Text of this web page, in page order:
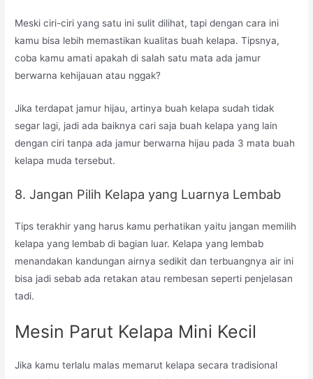
Meski ciri-ciri yang satu ini sulit dilihat, tapi dengan cara ini
kamu bisa lebih memastikan kualitas buah kelapa. Tipsnya,
coba kamu amati apakah di salah satu mata ada jamur
berwarna kehijauan atau nggak?
Jika terdapat jamur hijau, artinya buah kelapa sudah tidak
segar lagi, jadi ada baiknya cari saja buah kelapa yang lain
dengan ciri tanpa ada jamur berwarna hijau pada 3 mata buah
kelapa muda tersebut.
8. Jangan Pilih Kelapa yang Luarnya Lembab
Tips terakhir yang harus kamu perhatikan yaitu jangan memilih
kelapa yang lembab di bagian luar. Kelapa yang lembab
menandakan kandungan airnya sedikit dan terbuangnya air ini
bisa jadi sebab ada retakan atau rembesan seperti penjelasan
tadi.
Mesin Parut Kelapa Mini Kecil
Jika kamu terlalu malas memarut kelapa secara tradisional